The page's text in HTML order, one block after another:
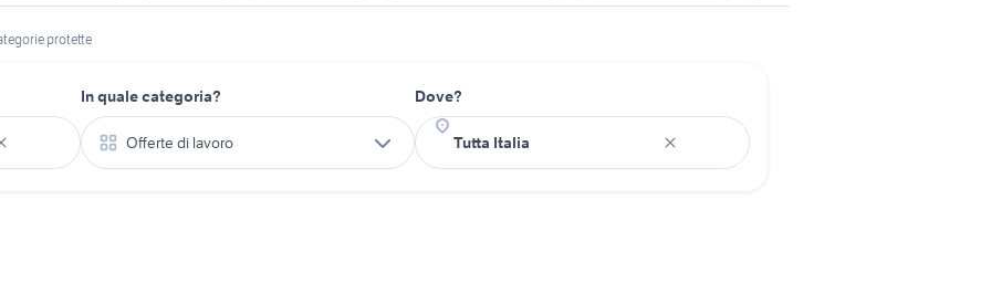
protette
In quale categoria?
Offerte di lavoro
Dove?